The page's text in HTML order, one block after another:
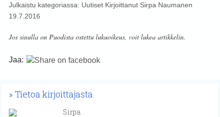
Julkaistu kategoriassa: UutisetKirjoittanut Sirpa Naumanen
19.7.2016
Jos sinulla on Puodista ostettu lukuoikeus, voit lukea artikkelin.
Jaa:
Tietoa kirjoittajasta
Sirpa